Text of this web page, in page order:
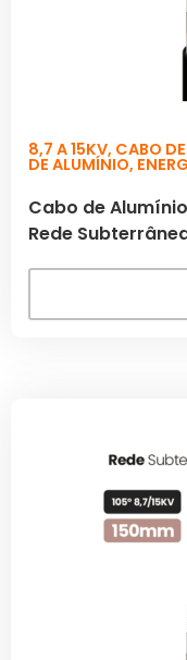
8,7 A 15KV, CABO
DE ALUMÍNIO,
Cabo de
Rede